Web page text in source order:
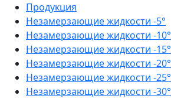
Продукция
Незамерзающие жидкости -5°
Незамерзающие жидкости -10°
Незамерзающие жидкости -15°
Незамерзающие жидкости -20°
Незамерзающие жидкости -25°
Незамерзающие жидкости -30°